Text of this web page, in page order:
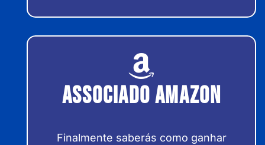
Associado Amazon
Finalmente saberás como ganhar